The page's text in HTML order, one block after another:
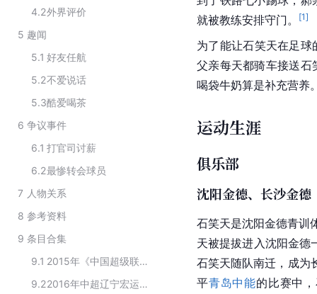
4.2外界评价
5 趣闻
5.1 好友任航
5.2不爱说话
5.3酷爱喝茶
6 争议事件
6.1 打官司讨薪
6.2最惨转会球员
7 人物关系
8 参考资料
9 条目合集
9.1
2015年《中国超级联赛》北京国安队球员阵容
9.2
2016年中超辽宁宏运足球队的球员
就被教练安排守门。
[1]
为了能让石笑天在足
父亲每天都骑车接送石
喝袋牛奶算是补充营养
运动生涯
俱乐部
沈阳金德、长沙金德
石笑天是沈阳金德青训
天被提拔进入沈阳金德
石笑天随队南迁，成为
平青岛中能的比赛中